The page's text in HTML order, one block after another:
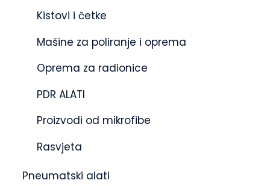
Kistovi i četke
Mašine za poliranje i oprema
Oprema za radionice
PDR ALATI
Proizvodi od mikrofibe
Rasvjeta
Pneumatski alati